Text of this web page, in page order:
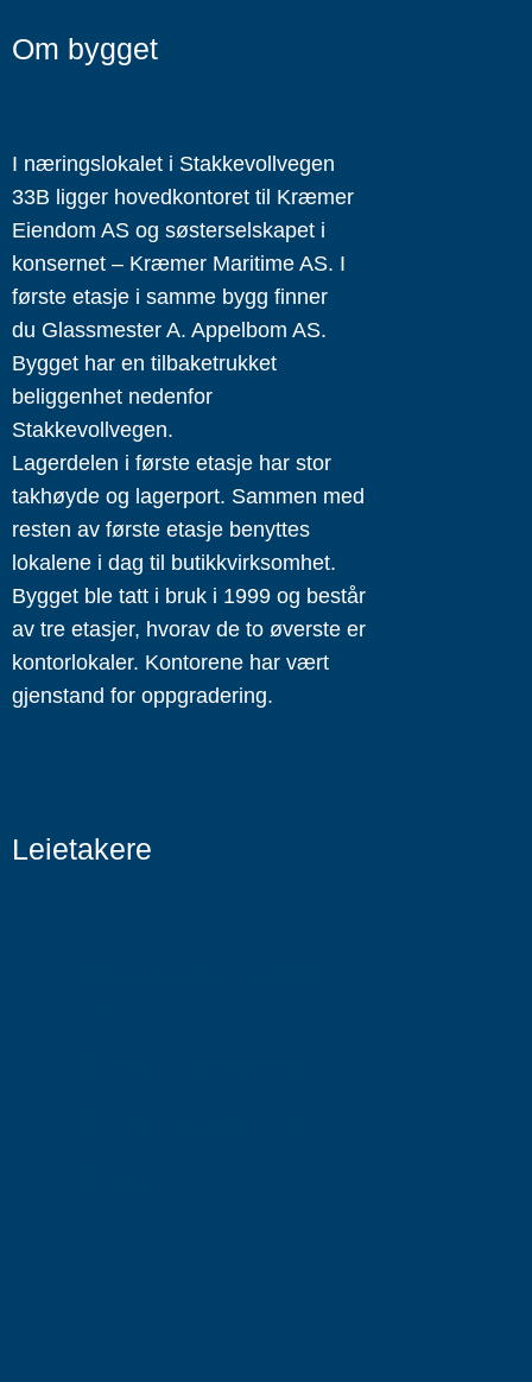
Om bygget
I næringslokalet i Stakkevollvegen
33B ligger hovedkontoret til Kræmer
Eiendom AS og søsterselskapet i
konsernet – Kræmer Maritime AS. I
første etasje i samme bygg finner
du Glassmester A. Appelbom AS.
Bygget har en tilbaketrukket
beliggenhet nedenfor
Stakkevollvegen.
Lagerdelen i første etasje har stor
takhøyde og lagerport. Sammen med
resten av første etasje benyttes
lokalene i dag til butikkvirksomhet.
Bygget ble tatt i bruk i 1999 og består
av tre etasjer, hvorav de to øverste er
kontorlokaler. Kontorene har vært
gjenstand for oppgradering.
Leietakere